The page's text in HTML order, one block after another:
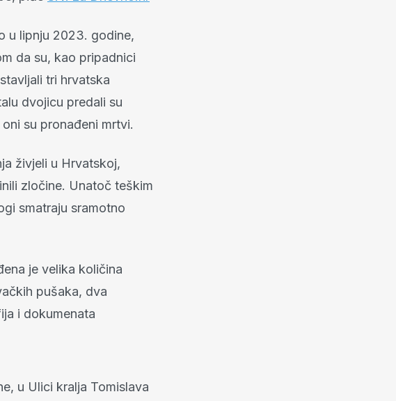
u lipnju 2023. godine,
da su, kao pripadnici
tri hrvatska
dvojicu predali su
su pronađeni mrtvi.
živjeli u Hrvatskoj,
zločine. Unatoč teškim
smatraju sramotno
je velika količina
pušaka, dva
i dokumenata
u Ulici kralja Tomislava